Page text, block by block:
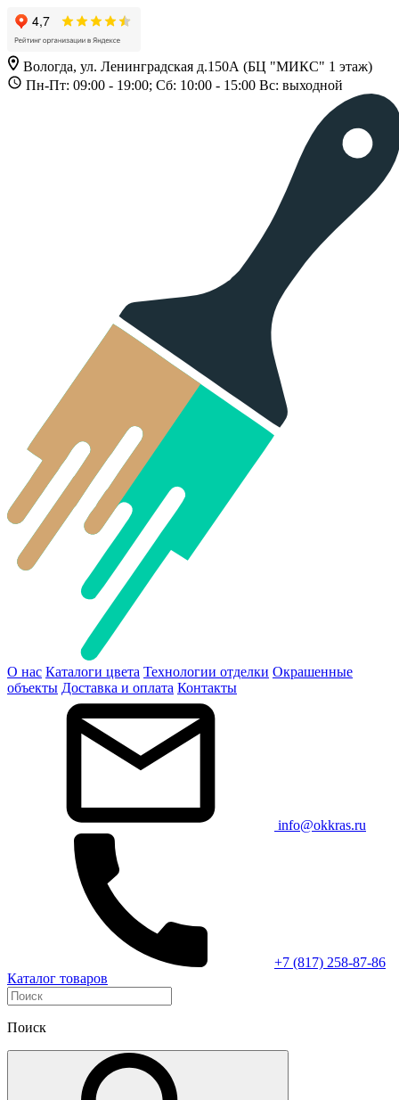
Вологда, ул. Ленинградская д.150А (БЦ "МИКС" 1 этаж)
Пн-Пт: 09:00 - 19:00; Сб: 10:00 - 15:00 Вс: выходной
О нас Каталоги цвета Технологии отделки Окрашенные
объекты Доставка и оплата Контакты
info@okkras.ru
+7 (817) 258-87-86
Каталог товаров
Поиск